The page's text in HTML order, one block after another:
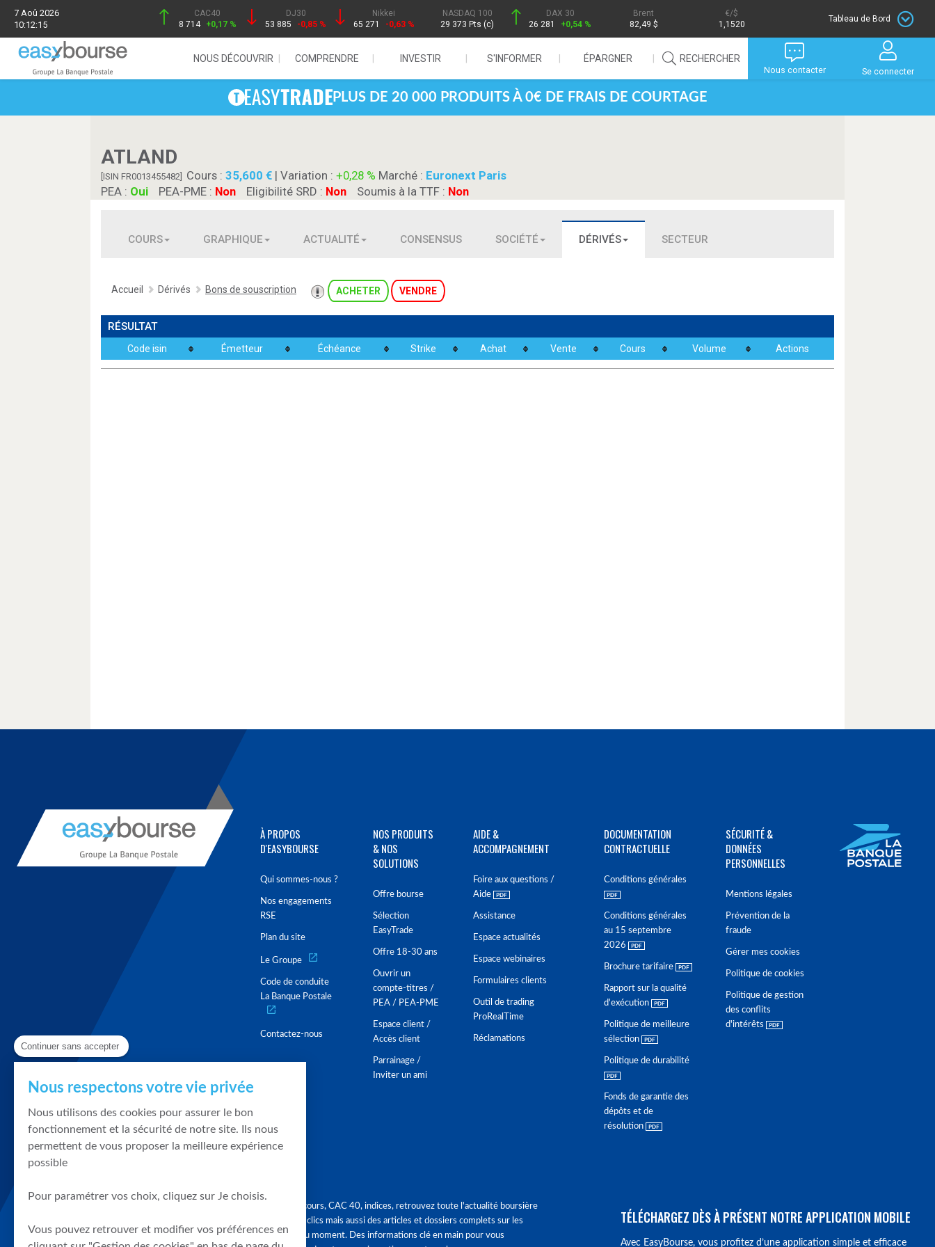
7 Aoû 2026
10:12:15
CAC40
8 714 +0,17 %
DJ30
53 885
-0,85 %
Nikkei
65 271
-0,63 %
NASDAQ 100
29 373 Pts (c)
DAX 30
26 281
+0,54 %
Brent
82,49 $
/$
1,1520
Tableau de Bord
NOUS DÉCOUVRIR COMPRENDRE INVESTIR S'INFORMER ÉPARGNER RECHERCHER
Nous contacter Se connecter
PLUS DE 20 000 PRODUITS À 0€ DE FRAIS DE COURTAGE
ATLAND
[ISIN FR0013455482] Cours : 35,600 | Variation : +0,28 % Marché : Euronext Paris
PEA : Oui PEA-PME : Non Eligibilité SRD : Non Soumis à la TTF : Non
COURS GRAPHIQUE ACTUALITÉ CONSENSUS SOCIÉTÉ DÉRIVÉS SECTEUR
Accueil Dérivés Bons de souscription ACHETER VENDRE
RÉSULTAT
Code isin Émetteur Échéance Strike Achat Vente Cours Volume Actions
À PROPOS
D'EASYBOURSE
Qui sommes-nous ?
Nos engagements
RSE
Plan du site
Le Groupe
Code de conduite
La Banque Postale
Contactez-nous
NOS PRODUITS
& NOS
SOLUTIONS
Offre bourse
Sélection
EasyTrade
Offre 18-30 ans
Ouvrir un
compte-titres /
PEA / PEA-PME
Espace client /
Accès client
Parrainage /
Inviter un ami
AIDE &
ACCOMPAGNEMENT
Foire aux questions /
Aide
Assistance
Espace actualités
Espace webinaires
Formulaires clients
Outil de trading
ProRealTime
Réclamations
DOCUMENTATION
CONTRACTUELLE
Conditions générales
Conditions générales
au 15 septembre
2026
Brochure tarifaire
Rapport sur la qualité
d'exécution
Politique de meilleure
sélection
Politique de durabilité
Fonds de garantie des
dépôts et de
résolution
SÉCURITÉ &
DONNÉES
PERSONNELLES
Mentions légales
Prévention de la
fraude
Gérer mes cookies
Politique de cookies
Politique de gestion
des conflits
d'intérêts
Graphique, cours, CAC 40, indices, retrouvez toute l'actualité boursière
en quelques clics mais aussi des articles et dossiers complets sur les
tendances du moment. Des informations clé en main pour vous
TÉLÉCHARGEZ DÈS À PRÉSENT NOTRE APPLICATION MOBILE
Avec EasyBourse, vous profitez d’une application simple et efficace
Continuer sans accepter
Nous respectons votre vie privée
Nous utilisons des cookies pour assurer le bon
fonctionnement et la sécurité de notre site. Ils nous
permettent de vous proposer la meilleure expérience
possible
Pour paramétrer vos choix, cliquez sur Je choisis.
Vous pouvez retrouver et modifier vos préférences en